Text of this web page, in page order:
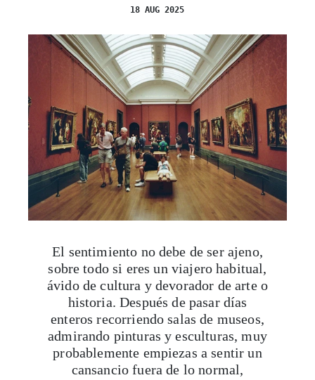
18 AUG 2025
El sentimiento no debe de ser ajeno,
sobre todo si eres un viajero habitual,
ávido de cultura y devorador de arte o
historia. Después de pasar días
enteros recorriendo salas de museos,
admirando pinturas y esculturas, muy
probablemente empiezas a sentir un
cansancio fuera de lo normal,